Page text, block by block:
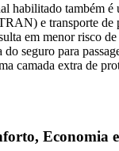
habilitado também
e transporte de
em menor risco
seguro para
camada extra de
Economia